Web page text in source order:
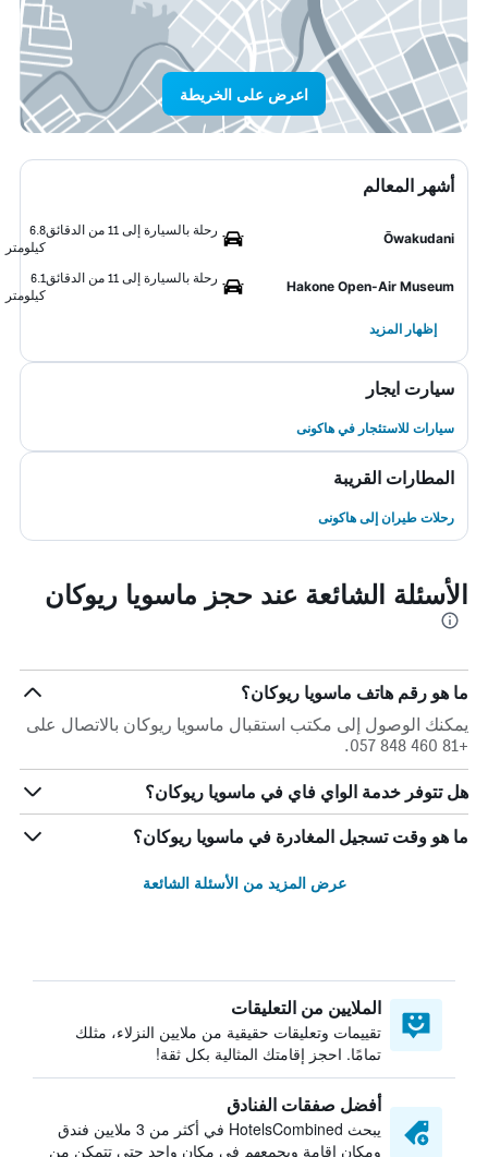
اعرض على الخريطة
أشهر المعالم
Ōwakudani
رحلة بالسيارة إلى 11 من الدقائق
6.8
كيلومتر
Hakone Open-Air Museum
رحلة بالسيارة إلى 11 من الدقائق
6.1
كيلومتر
إظهار المزيد
سيارت ايجار
سيارات للاستئجار في هاكونى
المطارات القريبة
رحلات طيران إلى هاكونى
الأسئلة الشائعة عند حجز ماسويا ريوكان
ما هو رقم هاتف ماسويا ريوكان؟
يمكنك الوصول إلى مكتب استقبال ماسويا ريوكان بالاتصال على
+81 460 848 057.
هل تتوفر خدمة الواي فاي في ماسويا ريوكان؟
ما هو وقت تسجيل المغادرة في ماسويا ريوكان؟
عرض المزيد من الأسئلة الشائعة
الملايين من التعليقات
تقييمات وتعليقات حقيقية من ملايين النزلاء، مثلك
تمامًا. احجز إقامتك المثالية بكل ثقة!
أفضل صفقات الفنادق
يبحث HotelsCombined في أكثر من 3 ملايين فندق
ومكان إقامة ويجمعهم في مكان واحد حتى تتمكن من